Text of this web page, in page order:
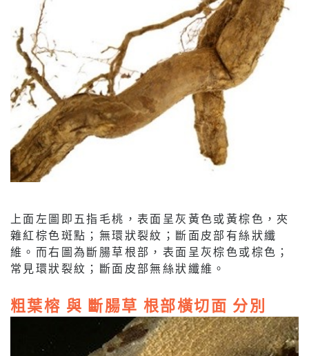
上面左圖即五指毛桃，表面呈灰黃色或黃棕色，夾
雜紅棕色斑點；無環狀裂紋；斷面皮部有絲狀纖
維。而右圖為斷腸草根部，表面呈灰棕色或棕色；
常見環狀裂紋；斷面皮部無絲狀纖維。
粗葉榕 與 斷腸草 根部橫切面 分別